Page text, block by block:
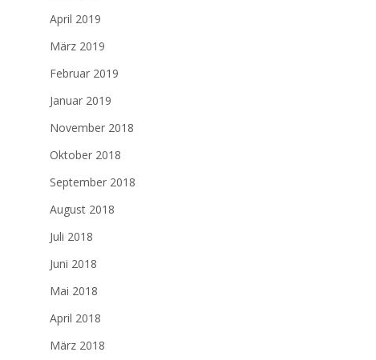
April 2019
März 2019
Februar 2019
Januar 2019
November 2018
Oktober 2018
September 2018
August 2018
Juli 2018
Juni 2018
Mai 2018
April 2018
März 2018